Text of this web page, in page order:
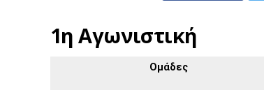
1η Αγωνιστική
Ομάδες